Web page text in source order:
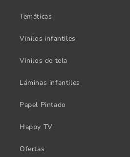
Temáticas
Vinilos infantiles
Vinilos de tela
Láminas infantiles
Papel Pintado
Happy TV
Ofertas